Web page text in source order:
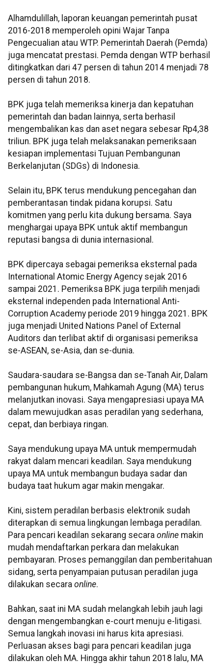
Alhamdulillah, laporan keuangan pemerintah pusat
2016-2018 memperoleh opini Wajar Tanpa
Pengecualian atau WTP. Pemerintah Daerah (Pemda)
juga mencatat prestasi. Pemda dengan WTP berhasil
ditingkatkan dari 47 persen di tahun 2014 menjadi 78
persen di tahun 2018.
BPK juga telah memeriksa kinerja dan kepatuhan
pemerintah dan badan lainnya, serta berhasil
mengembalikan kas dan aset negara sebesar Rp4,38
triliun. BPK juga telah melaksanakan pemeriksaan
kesiapan implementasi Tujuan Pembangunan
Berkelanjutan (SDGs) di Indonesia.
Selain itu, BPK terus mendukung pencegahan dan
pemberantasan tindak pidana korupsi. Satu
komitmen yang perlu kita dukung bersama. Saya
menghargai upaya BPK untuk aktif membangun
reputasi bangsa di dunia internasional.
BPK dipercaya sebagai pemeriksa eksternal pada
International Atomic Energy Agency sejak 2016
sampai 2021. Pemeriksa BPK juga terpilih menjadi
eksternal independen pada International Anti-
Corruption Academy periode 2019 hingga 2021. BPK
juga menjadi United Nations Panel of External
Auditors dan terlibat aktif di organisasi pemeriksa
se-ASEAN, se-Asia, dan se-dunia.
Saudara-saudara se-Bangsa dan se-Tanah Air, Dalam
pembangunan hukum, Mahkamah Agung (MA) terus
melanjutkan inovasi. Saya mengapresiasi upaya MA
dalam mewujudkan asas peradilan yang sederhana,
cepat, dan berbiaya ringan.
Saya mendukung upaya MA untuk mempermudah
rakyat dalam mencari keadilan. Saya mendukung
upaya MA untuk membangun budaya sadar dan
budaya taat hukum agar makin mengakar.
Kini, sistem peradilan berbasis elektronik sudah
diterapkan di semua lingkungan lembaga peradilan.
Para pencari keadilan sekarang secara online makin
mudah mendaftarkan perkara dan melakukan
pembayaran. Proses pemanggilan dan pemberitahuan
sidang, serta penyampaian putusan peradilan juga
dilakukan secara online.
Bahkan, saat ini MA sudah melangkah lebih jauh lagi
dengan mengembangkan e-court menuju e-litigasi.
Semua langkah inovasi ini harus kita apresiasi.
Perluasan akses bagi para pencari keadilan juga
dilakukan oleh MA. Hingga akhir tahun 2018 lalu, MA